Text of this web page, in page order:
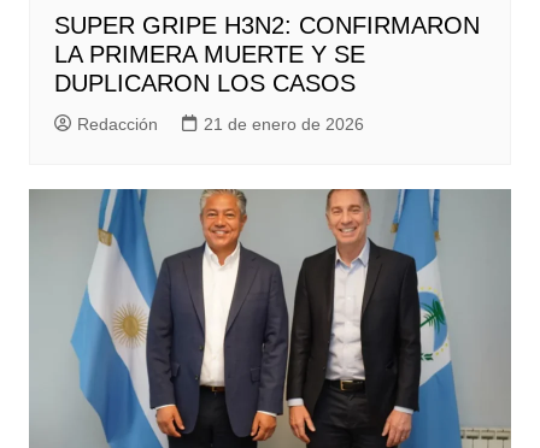
SUPER GRIPE H3N2: CONFIRMARON
LA PRIMERA MUERTE Y SE
DUPLICARON LOS CASOS
Redacción 21 de enero de 2026